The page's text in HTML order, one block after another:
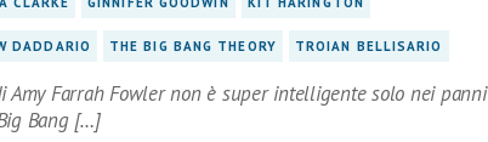
DADDARIO THE BIG BANG THEORY TROIAN BELLISARIO
Amy Farrah Fowler non è super intelligente solo nei panni
Bang […]